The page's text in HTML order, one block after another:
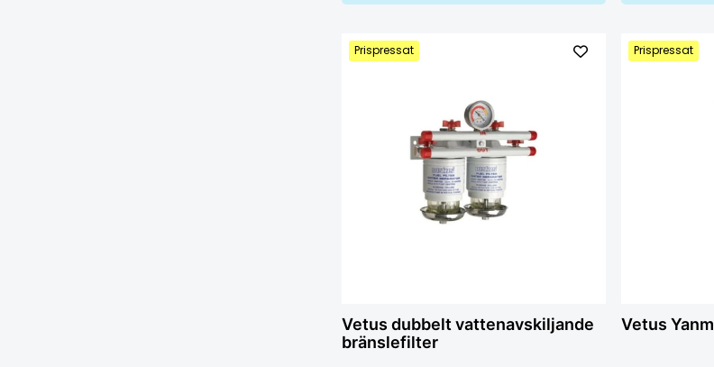
Prispressat
Vetus dubbelt vattenavskiljande
bränslefilter
Prispressat
Vetus